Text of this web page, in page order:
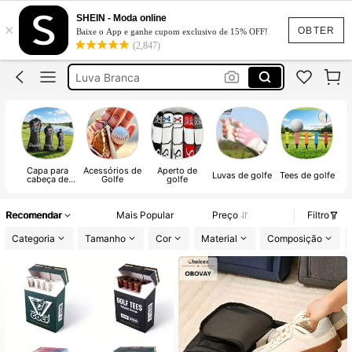
OBTER
×
SHEIN - Moda online
Baixe o App e ganhe cupom exclusivo de 15% OFF!
(2,847)
Luva Masculina
Luva Branca
Guarda Chuva De Bolsa
Manguito Masculino
Luva
Capa para
cabeça de
Acessórios de
Golfe
Aperto de
golfe Luvas de golfe Tees de golfe
Recomendar Mais Popular Preço
Filtro
Categoria
Tamanho Cor Material Composição